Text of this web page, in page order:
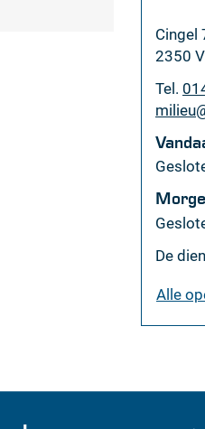
Adres
Cingel
,2350
Tel.
E-
milieu
De
Alle